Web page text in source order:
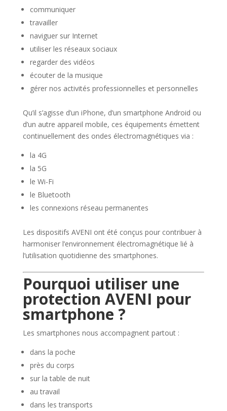
communiquer
travailler
naviguer sur Internet
utiliser les réseaux sociaux
regarder des vidéos
écouter de la musique
gérer nos activités professionnelles et personnelles
Qu’il s’agisse d’un iPhone, d’un smartphone Android ou
d’un autre appareil mobile, ces équipements émettent
continuellement des ondes électromagnétiques via :
la 4G
la 5G
le Wi-Fi
le Bluetooth
les connexions réseau permanentes
Les dispositifs AVENI ont été conçus pour contribuer à
harmoniser l’environnement électromagnétique lié à
l’utilisation quotidienne des smartphones.
Pourquoi utiliser une
protection AVENI pour
smartphone ?
Les smartphones nous accompagnent partout :
dans la poche
près du corps
sur la table de nuit
au travail
dans les transports